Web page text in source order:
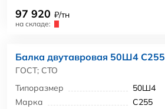
97 920 ₽/тн
на складе:
Балка двутавровая 50Ш4 С255
ГОСТ; СТО
Типоразмер
50Ш4
Марка
С255